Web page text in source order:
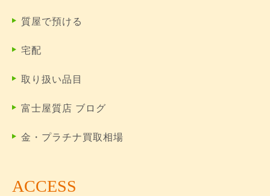
質屋で預ける
宅配
取り扱い品目
富士屋質店 ブログ
金・プラチナ買取相場
ACCESS